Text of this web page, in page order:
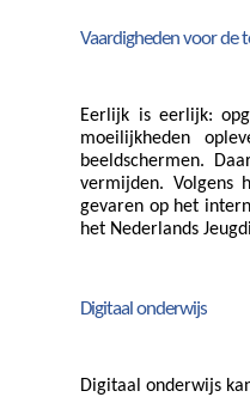
Vaardigheden voor de
Eerlijk is eerlijk:
moeilijkheden
beeldschermen.
vermijden. Volgens
gevaren op het
het Nederlands
Digitaal onderwijs
Digitaal onderwijs